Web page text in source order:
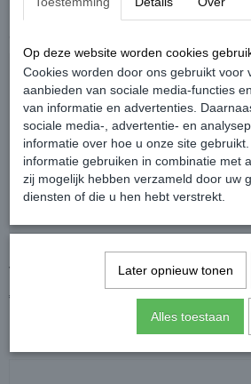
Kentekenplaathouder zonder reclame -
Volkswagen Caddy
€ 0,00
Op deze website worden cookies
Cookies worden door ons gebruikt voor
aanbieden van sociale media-functies
van informatie en advertenties.
sociale media-, advertentie- en
informatie over hoe u onze site
informatie gebruiken in combinatie met
zij mogelijk hebben verzameld door uw
diensten of die u hen hebt verstrekt.
Later opnieuw tonen
Alles toestaan